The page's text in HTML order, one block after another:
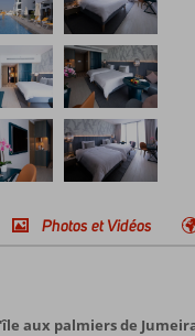
Photos et Vidéos
aux palmiers de